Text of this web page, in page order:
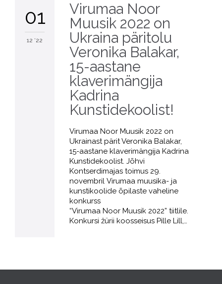
01
12 '22
Virumaa Noor
Muusik 2022 on
Ukraina päritolu
Veronika Balakar,
15-aastane
klaverimängija
Kadrina
Kunstidekoolist!
Virumaa Noor Muusik 2022 on
Ukrainast pärit Veronika Balakar,
15-aastane klaverimängija Kadrina
Kunstidekoolist. Jõhvi
Kontserdimajas toimus 29.
novembril Virumaa muusika- ja
kunstikoolide õpilaste vaheline
konkurss
“Virumaa Noor Muusik 2022” tiitlile.
Konkursi žürii koosseisus Pille Lill,…